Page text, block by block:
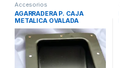
Accesorios
AGARRADERA P. CAJA
METALICA OVALADA